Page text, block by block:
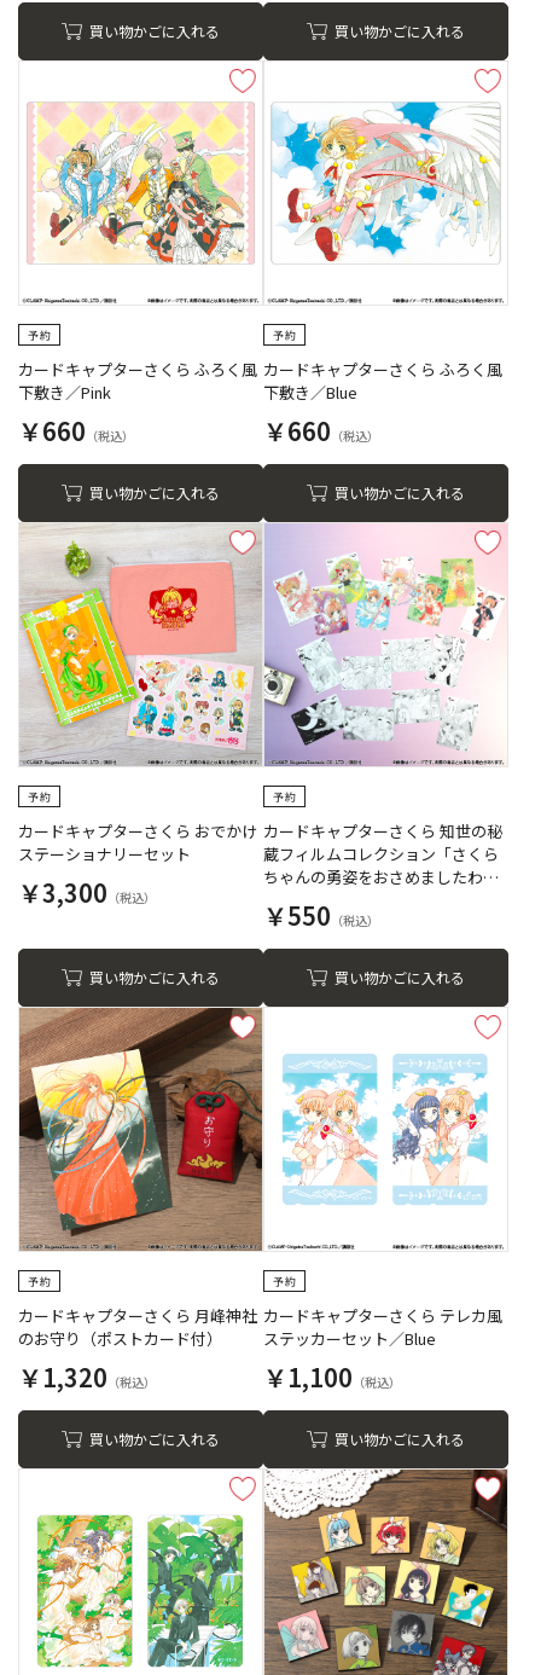
買い物かごに入れる 買い物かごに入れる
カードキャプターさくら ふろく風
下敷き／Pink
￥660
買い物かごに入れる
カードキャプターさくら ふろく風
下敷き／Blue
￥660
買い物かごに入れる
カードキャプターさくら おでかけ
ステーショナリーセット
￥3,300
買い物かごに入れる
カードキャプターさくら 知世の秘
蔵フィルムコレクション「さくら
ちゃんの勇姿をおさめましたわ
￥550
買い物かごに入れる
カードキャプターさくら 月峰神社
のお守り（ポストカード付）
￥1,320
買い物かごに入れる
カードキャプターさくら テレカ風
ステッカーセット／Blue
￥1,100
買い物かごに入れる